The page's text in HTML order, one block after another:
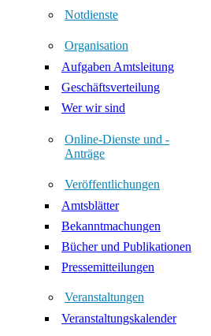
Notdienste
Organisation
Aufgaben Amtsleitung
Geschäftsverteilung
Wer wir sind
Online-Dienste und -
Anträge
Veröffentlichungen
Amtsblätter
Bekanntmachungen
Bücher und Publikationen
Pressemitteilungen
Veranstaltungen
Veranstaltungskalender